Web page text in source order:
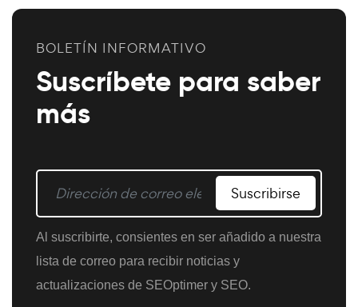
BOLETÍN INFORMATIVO
Suscríbete para saber
más
Suscribirse
Al suscribirte, consientes en ser añadido a nuestra
lista de correo para recibir noticias y
actualizaciones de SEOptimer y SEO.